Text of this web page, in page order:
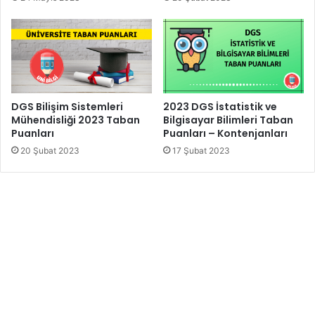
DGS Bilişim Sistemleri
Mühendisliği 2023 Taban
Puanları
20 Şubat 2023
2023 DGS İstatistik ve
Bilgisayar Bilimleri Taban
Puanları – Kontenjanları
17 Şubat 2023